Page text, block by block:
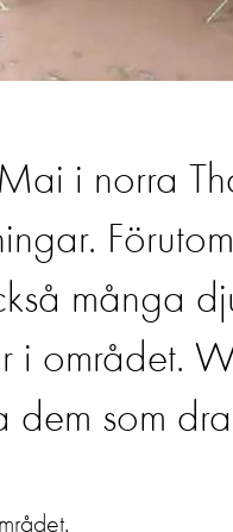
i norra
många
i området.
dem som